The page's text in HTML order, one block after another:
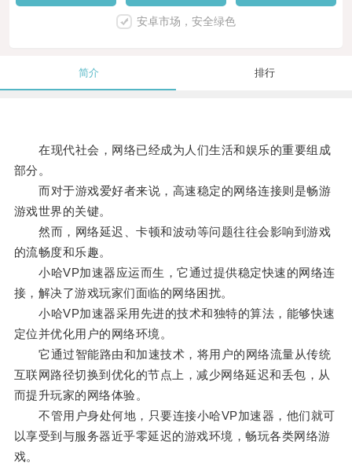
安卓市场，安全绿色
简介 排行
在现代社会，网络已经成为人们生活和娱乐的重要组成
部分。
而对于游戏爱好者来说，高速稳定的网络连接则是畅游
游戏世界的关键。
然而，网络延迟、卡顿和波动等问题往往会影响到游戏
的流畅度和乐趣。
小哈VP加速器应运而生，它通过提供稳定快速的网络连
接，解决了游戏玩家们面临的网络困扰。
小哈VP加速器采用先进的技术和独特的算法，能够快速
定位并优化用户的网络环境。
它通过智能路由和加速技术，将用户的网络流量从传统
互联网路径切换到优化的节点上，减少网络延迟和丢包，从
而提升玩家的网络体验。
不管用户身处何地，只要连接小哈VP加速器，他们就可
以享受到与服务器近乎零延迟的游戏环境，畅玩各类网络游
戏。